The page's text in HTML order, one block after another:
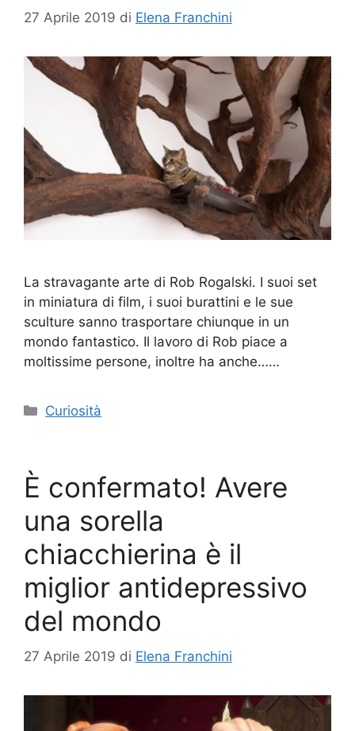
27 Aprile 2019 di Elena Franchini
La stravagante arte di Rob Rogalski. I suoi set
in miniatura di film, i suoi burattini e le sue
sculture sanno trasportare chiunque in un
mondo fantastico. Il lavoro di Rob piace a
moltissime persone, inoltre ha anche……
Categorie
Curiosità
È confermato! Avere
una sorella
chiacchierina è il
miglior antidepressivo
del mondo
27 Aprile 2019 di Elena Franchini